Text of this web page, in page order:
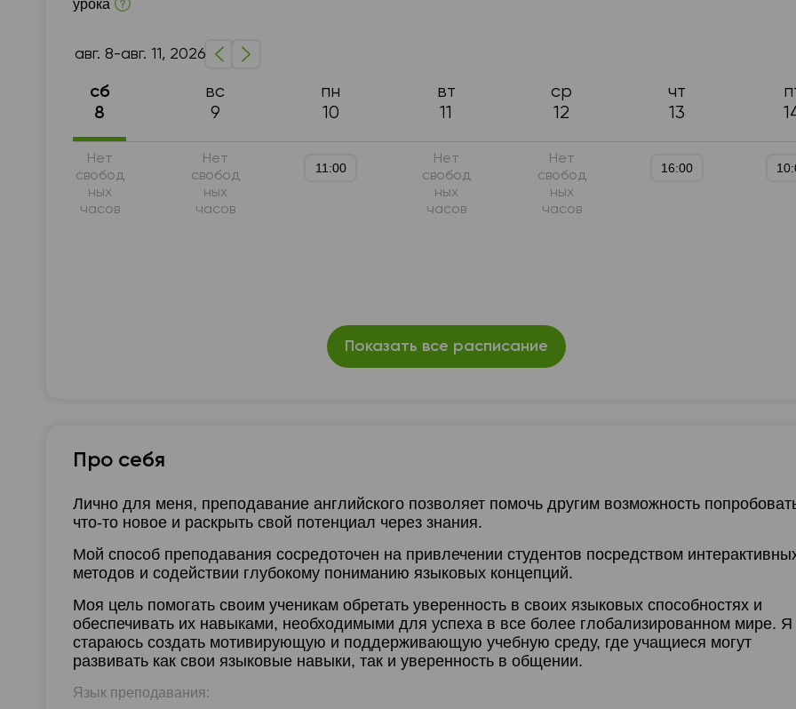
урока
авг. 8-авг. 11, 2026
сб
8
вс
9
пн
10
вт
11
ср
12
чт
13
Нет
свобод
ных
часов
Нет
свобод
ных
часов
11:00
Нет
свобод
ных
часов
Нет
свобод
ных
часов
16:00
Показать все расписание
Про себя
Лично для меня, преподавание английского позволяет помочь другим возможность
что-то новое и раскрыть свой потенциал через знания.
Мой способ преподавания сосредоточен на привлечении студентов посредством
методов и содействии глубокому пониманию языковых концепций.
Моя цель помогать своим ученикам обретать уверенность в своих языковых способностях и
обеспечивать их навыками, необходимыми для успеха в все более глобализированном мире. Я
стараюсь создать мотивирующую и поддерживающую учебную среду, где учащиеся могут
развивать как свои языковые навыки, так и уверенность в общении.
Язык преподавания: